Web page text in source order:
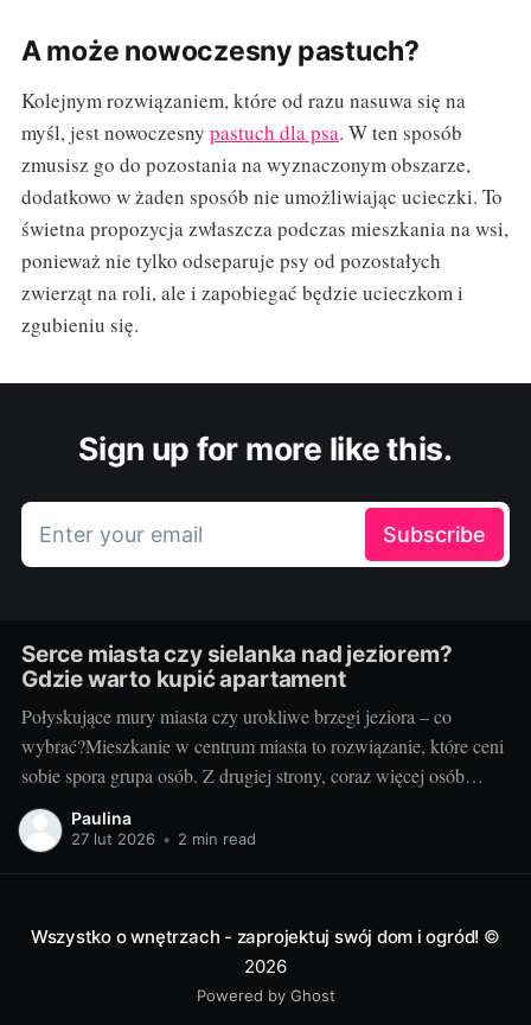
A może nowoczesny pastuch?
Kolejnym rozwiązaniem, które od razu nasuwa się na
myśl, jest nowoczesny pastuch dla psa. W ten sposób
zmusisz go do pozostania na wyznaczonym obszarze,
dodatkowo w żaden sposób nie umożliwiając ucieczki. To
świetna propozycja zwłaszcza podczas mieszkania na wsi,
ponieważ nie tylko odseparuje psy od pozostałych
zwierząt na roli, ale i zapobiegać będzie ucieczkom i
zgubieniu się.
Sign up for more like this.
Enter your email Subscribe
Serce miasta czy sielanka nad jeziorem?
Gdzie warto kupić apartament
Połyskujące mury miasta czy urokliwe brzegi jeziora – co
wybrać?Mieszkanie w centrum miasta to rozwiązanie, które ceni
sobie spora grupa osób. Z drugiej strony, coraz więcej osób
pragnie uciec od miejskiego zgiełku w stronę ciszy, spokoju i
bliskości z naturą, na przykład mieszkając nad jeziorem. Wiele
Paulina
27 lut 2026 • 2 min read
Wszystko o wnętrzach - zaprojektuj swój dom i ogród! ©
2026
Powered by Ghost